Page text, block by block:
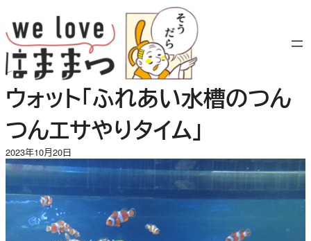
容
を
ス
キ
ッ
プ
ウォット「ふれあい水槽のつん
つんエサやりタイム」
2023年10月20日